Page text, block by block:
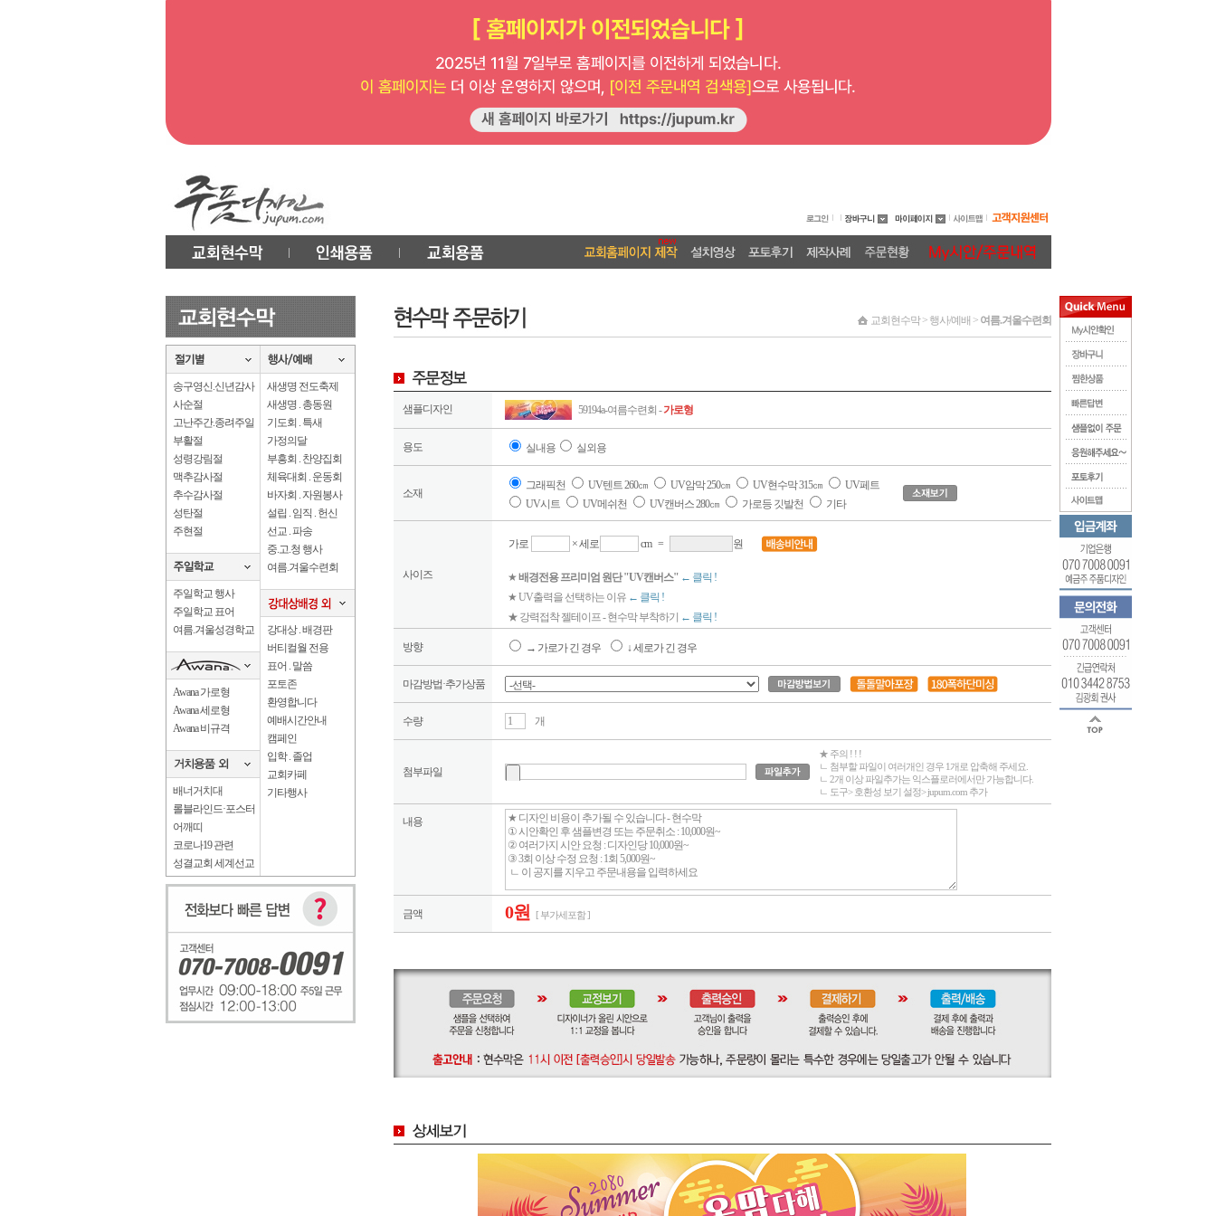
송구영신.신년감사
사순절
고난주간.종려주일
부활절
성령강림절
맥추감사절
추수감사절
성탄절
주현절
주일학교 행사
주일학교 표어
여름.겨울성경학교
Awana 가로형
Awana 세로형
Awana 비규격
배너거치대
롤블라인드·포스터
어깨띠
코로나19 관련
성결교회 세계선교
새생명 전도축제
새생명 . 총동원
기도회 . 특새
가정의달
부흥회 . 찬양집회
체육대회 . 운동회
바자회 . 자원봉사
설립 . 임직 . 헌신
선교 . 파송
중.고.청 행사
여름.겨울수련회
강대상 . 배경판
버티컬월 전용
표어 . 말씀
포토존
환영합니다
예배시간안내
캠페인
입학 . 졸업
교회카페
기타행사
교회현수막 > 행사/예배 > 여름.겨울수련회
샘플디자인 59194a-여름수련회 -가로형
용도 실내용 실외용
소재
그래픽천 UV텐트 260㎝ UV암막 250㎝ UV현수막 315㎝
UV페트
UV시트
UV메쉬천 UV캔버스 280㎝ 가로등 깃발천 기타
사이즈
가로 × 세로 cm = 원
★배경전용 프리미엄 원단 "UV캔버스" ← 클릭 !
★ UV출력을 선택하는 이유 ← 클릭 !
★ 강력접착 젤테이프 - 현수막 부착하기 ← 클릭 !
방향 → 가로가 긴 경우 ↓ 세로가 긴 경우
마감방법·추가상품
수량 개
첨부파일
★ 주의 ! ! !
ㄴ 첨부할 파일이 여러개인 경우 1개로 압축해 주세요.
ㄴ 2개 이상 파일추가는 익스플로러에서만 가능합니다.
ㄴ 도구> 호환성 보기 설정> jupum.com 추가
내용
금액 0원 [ 부가세포함 ]